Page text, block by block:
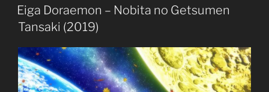
ON
Eiga Doraemon – Nobita no Getsumen
Tansaki (2019)